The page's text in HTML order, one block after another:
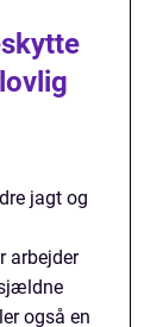
jagt og
arbejder
også en